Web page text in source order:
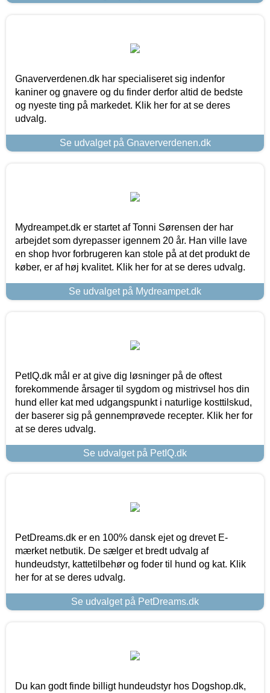
Gnaververdenen.dk har specialiseret sig indenfor
kaniner og gnavere og du finder derfor altid de bedste
og nyeste ting på markedet. Klik her for at se deres
udvalg.
Se udvalget på Gnaververdenen.dk
Mydreampet.dk er startet af Tonni Sørensen der har
arbejdet som dyrepasser igennem 20 år. Han ville lave
en shop hvor forbrugeren kan stole på at det produkt de
køber, er af høj kvalitet. Klik her for at se deres udvalg.
Se udvalget på Mydreampet.dk
PetIQ.dk mål er at give dig løsninger på de oftest
forekommende årsager til sygdom og mistrivsel hos din
hund eller kat med udgangspunkt i naturlige kosttilskud,
der baserer sig på gennemprøvede recepter. Klik her for
at se deres udvalg.
Se udvalget på PetIQ.dk
PetDreams.dk er en 100% dansk ejet og drevet E-
mærket netbutik. De sælger et bredt udvalg af
hundeudstyr, kattetilbehør og foder til hund og kat. Klik
her for at se deres udvalg.
Se udvalget på PetDreams.dk
Du kan godt finde billigt hundeudstyr hos Dogshop.dk,